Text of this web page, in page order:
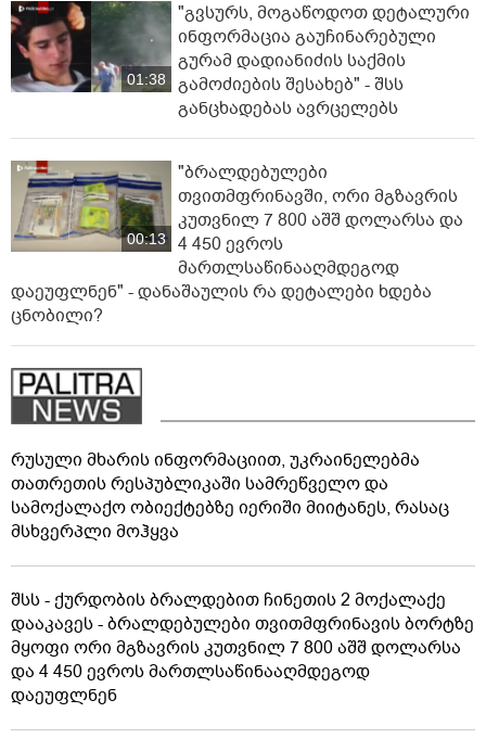
01:38
"გვსურს, მოგაწოდოთ დეტალური
ინფორმაცია გაუჩინარებული
გურამ დადიანიძის საქმის
გამოძიების შესახებ" - შსს
განცხადებას ავრცელებს
00:13
"ბრალდებულები
თვითმფრინავში, ორი მგზავრის
კუთვნილ 7 800 აშშ დოლარსა და
4 450 ევროს
მართლსაწინააღმდეგოდ
დაეუფლნენ" - დანაშაულის რა დეტალები ხდება
ცნობილი?
რუსული მხარის ინფორმაციით, უკრაინელებმა
თათრეთის რესპუბლიკაში სამრეწველო და
სამოქალაქო ობიექტებზე იერიში მიიტანეს, რასაც
მსხვერპლი მოჰყვა
შსს - ქურდობის ბრალდებით ჩინეთის 2 მოქალაქე
დააკავეს - ბრალდებულები თვითმფრინავის ბორტზე
მყოფი ორი მგზავრის კუთვნილ 7 800 აშშ დოლარსა
და 4 450 ევროს მართლსაწინააღმდეგოდ
დაეუფლნენ